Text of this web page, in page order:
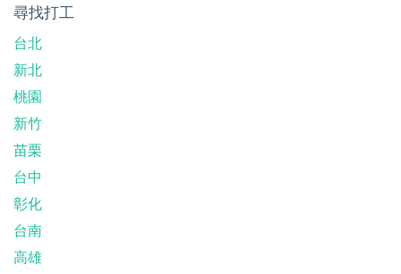
尋找打工
台北
新北
桃園
新竹
苗栗
台中
彰化
台南
高雄